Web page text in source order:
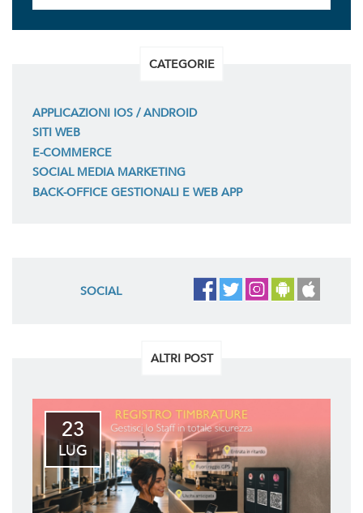
CATEGORIE
APPLICAZIONI IOS / ANDROID
SITI WEB
E-COMMERCE
SOCIAL MEDIA MARKETING
BACK-OFFICE GESTIONALI E WEB APP
SOCIAL
ALTRI POST
23
LUG